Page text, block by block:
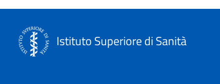
Istituto Superiore di Sanità